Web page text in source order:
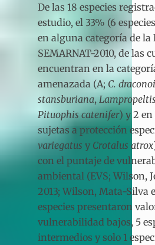
De las 18 especies
estudio, el 33% (6
en alguna categoría de la
SEMARNAT-2010, de las
encuentran en la
amenazada (A; C.
stansburiana,
Pituophis catenifer) y 2 en
sujetas a protección
variegatus y Crotalus atrox
con el puntaje de
ambiental (EVS; Wilson,
2013; Wilson, Mata-Silva
especies presentaron
vulnerabilidad bajos, 5
intermedios y solo 1